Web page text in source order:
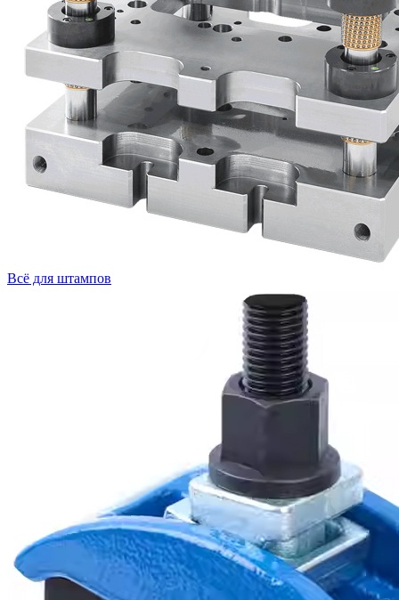
Всё для штампов